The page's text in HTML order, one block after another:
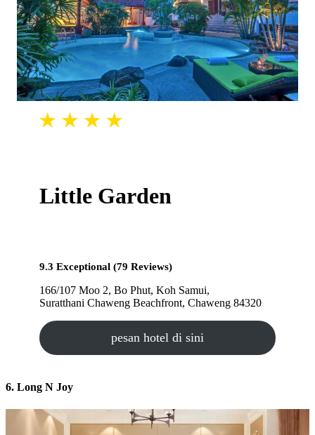
Little Garden
9.3 Exceptional (79 Reviews)
166/107 Moo 2, Bo Phut, Koh Samui,
Suratthani Chaweng Beachfront, Chaweng 84320
pesan hotel di sini
6. Long N Joy